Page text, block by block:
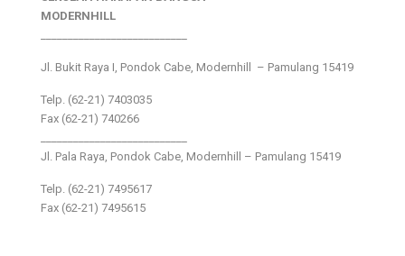
MODERNHILL
Jl. Bukit Raya I, Pondok Cabe, Modernhill – Pamulang 15419
Telp. (62-21) 7403035
Fax (62-21) 740266
Jl. Pala Raya, Pondok Cabe, Modernhill – Pamulang 15419
Telp. (62-21) 7495617
Fax (62-21) 7495615